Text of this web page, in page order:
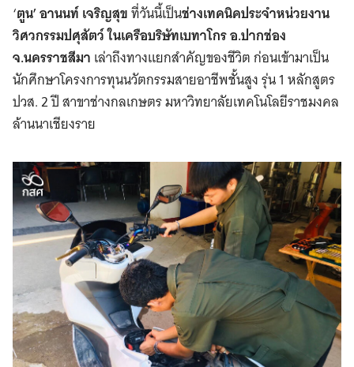
‘ตูน’ อานนท์ เจริญสุขที่วันนี้เป็นช่างเทคนิคประจำหน่วยงาน
วิศวกรรมปศุสัตว์ ในเครือบริษัทเบทาโกร อ.ปากช่อง
จ.นครราชสีมา เล่าถึงทางแยกสำคัญของชีวิต ก่อนเข้ามาเป็น
นักศึกษาโครงการทุนนวัตกรรมสายอาชีพชั้นสูง รุ่น 1 หลักสูตร
ปวส. 2 ปี สาขาช่างกลเกษตร มหาวิทยาลัยเทคโนโลยีราชมงคล
ล้านนาเชียงราย